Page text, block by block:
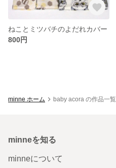
ねことミツバチのよだれカバー
800円
minne ホーム baby acora の作品一覧
minneを知る
minneについて